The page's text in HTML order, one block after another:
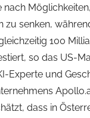
nach
zu senken,
100
so das US-
Experte und
dass in